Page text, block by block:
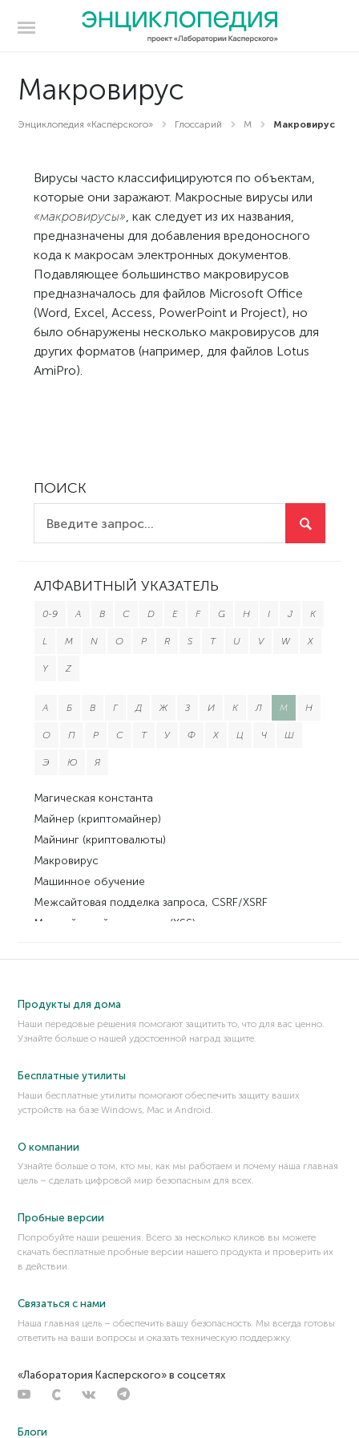
Макровирус
Энциклопедия «Касперского» Глоссарий М Макровирус
Вирусы часто классифицируются по объектам,
которые они заражают. Макросные вирусы или
«макровирусы», как следует из их названия,
предназначены для добавления вредоносного
кода к макросам электронных документов.
Подавляющее большинство макровирусов
предназначалось для файлов Microsoft Office
(Word, Excel, Access, PowerPoint и Project), но
было обнаружены несколько макровирусов для
других форматов (например, для файлов Lotus
AmiPro).
ПОИСК
АЛФАВИТНЫЙ УКАЗАТЕЛЬ
0-9 A B C D E F G H I J K
L M N O P R S T U V W X
Y Z
А Б В Г Д Ж З И К Л М Н
О П Р С Т У Ф Х Ц Ч Ш
Э Ю Я
Магическая константа
Майнер (криптомайнер)
Майнинг (криптовалюты)
Макровирус
Машинное обучение
Межсайтовая подделка запроса, CSRF/XSRF
Межсайтовый скриптинг (XSS)
Продукты для дома
Наши передовые решения помогают защитить то, что для вас ценно.
Узнайте больше о нашей удостоенной наград защите.
Бесплатные утилиты
Наши бесплатные утилиты помогают обеспечить защиту ваших
устройств на базе Windows, Mac и Android.
О компании
Узнайте больше о том, кто мы, как мы работаем и почему наша главная
цель – сделать цифровой мир безопасным для всех.
Пробные версии
Попробуйте наши решения. Всего за несколько кликов вы можете
скачать бесплатные пробные версии нашего продукта и проверить их
в действии.
Связаться с нами
Наша главная цель – обеспечить вашу безопасность. Мы всегда готовы
ответить на ваши вопросы и оказать техническую поддержку.
«Лаборатория Касперского» в соцсетях
Блоги